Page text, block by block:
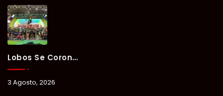
Lobos Se Corona Campeón Del Verano Xul-Há 2026 Tras Tres Días De Intensa Competencia.
3 Agosto, 2026